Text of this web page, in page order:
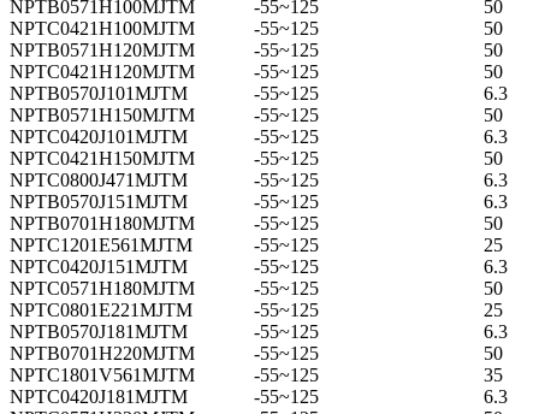
NPTB0571H100MJTM
-55~125
50
NPTC0421H100MJTM
-55~125
50
NPTB0571H120MJTM
-55~125
50
NPTC0421H120MJTM
-55~125
50
NPTB0570J101MJTM
-55~125
6.3
NPTB0571H150MJTM
-55~125
50
NPTC0420J101MJTM
-55~125
6.3
NPTC0421H150MJTM
-55~125
50
NPTC0800J471MJTM
-55~125
6.3
NPTB0570J151MJTM
-55~125
6.3
NPTB0701H180MJTM
-55~125
50
NPTC1201E561MJTM
-55~125
25
NPTC0420J151MJTM
-55~125
6.3
NPTC0571H180MJTM
-55~125
50
NPTC0801E221MJTM
-55~125
25
NPTB0570J181MJTM
-55~125
6.3
NPTB0701H220MJTM
-55~125
50
NPTC1801V561MJTM
-55~125
35
NPTC0420J181MJTM
-55~125
6.3